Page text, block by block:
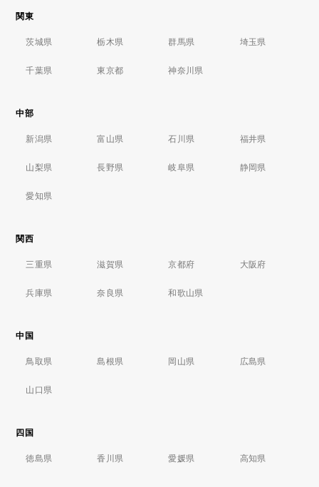
関東
茨城県 栃木県 群馬県 埼玉県
千葉県 東京都 神奈川県
中部
新潟県 富山県 石川県 福井県
山梨県 長野県 岐阜県 静岡県
愛知県
関西
三重県 滋賀県 京都府 大阪府
兵庫県 奈良県 和歌山県
中国
鳥取県 島根県 岡山県 広島県
山口県
四国
徳島県 香川県 愛媛県 高知県